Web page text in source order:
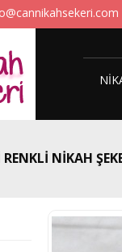
NIKAH